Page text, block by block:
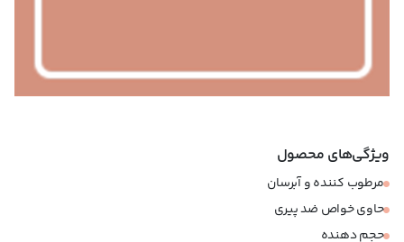
ویژگی‌های محصول
مرطوب کننده و آبرسان
حاوی خواص ضد پیری
حجم دهنده